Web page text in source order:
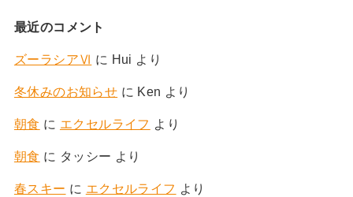
最近のコメント
ズーラシアⅥ に Hui より
冬休みのお知らせ に Ken より
朝食 に エクセルライフ より
朝食 に タッシー より
春スキー に エクセルライフ より